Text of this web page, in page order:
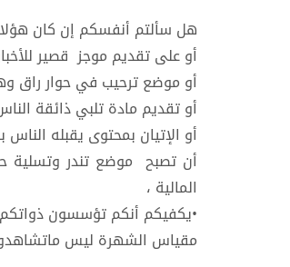
هل سألتم أنفسكم إن كان
أو على تقديم موجز قصير
أو موضع ترحيب في حوار راق
أو تقديم مادة تلبي ذائقة
أو الإتيان بمحتوى يقبله
أن تصبح موضع تندر وتسلية
المالية ،
•يكفيكم أنكم تؤسسون
مقياس الشهرة ليس